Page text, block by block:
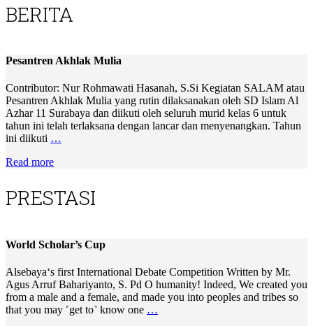
BERITA
Pesantren Akhlak Mulia
Contributor: Nur Rohmawati Hasanah, S.Si Kegiatan SALAM atau
Pesantren Akhlak Mulia yang rutin dilaksanakan oleh SD Islam Al
Azhar 11 Surabaya dan diikuti oleh seluruh murid kelas 6 untuk
tahun ini telah terlaksana dengan lancar dan menyenangkan. Tahun
ini diikuti …
Read more
PRESTASI
World Scholar’s Cup
Alsebaya‘s first International Debate Competition Written by Mr.
Agus Arruf Bahariyanto, S. Pd O humanity! Indeed, We created you
from a male and a female, and made you into peoples and tribes so
that you may ˹get to˺ know one …